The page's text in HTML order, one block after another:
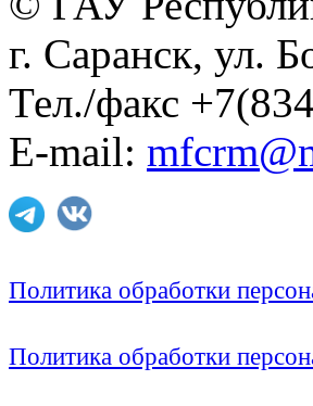
г. Саранск, ул.
Тел./факс
E-mail:
Политика обработки
Политика обработки